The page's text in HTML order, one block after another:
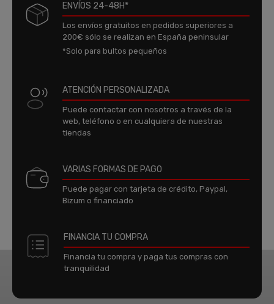
ENVÍOS 24-48H*
Los envíos gratuitos en pedidos superiores a
200€ sólo se realizan en España peninsular
*Solo para bultos pequeños
ATENCIÓN PERSONALIZADA
Puede contactar con nosotros a través de la
web, teléfono o en cualquiera de nuestras
tiendas
VARIAS FORMAS DE PAGO
Puede pagar con tarjeta de crédito, Paypal,
Bizum o financiado
FINANCIA TU COMPRA
Financia tu compra y paga tus compras con
tranquilidad